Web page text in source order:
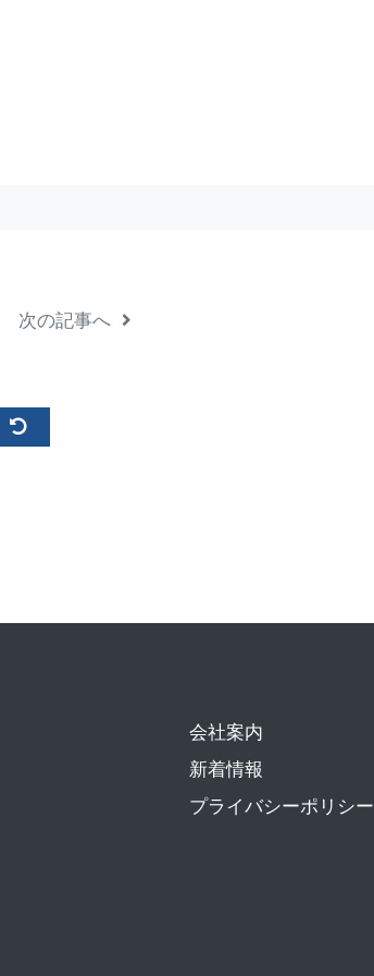
次の記事へ
会社案内
新着情報
プライバシーポリシー